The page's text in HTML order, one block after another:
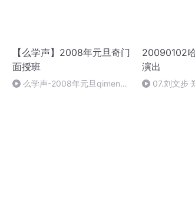
【么学声】2008年元旦奇门
面授班
么学声-2008年元旦qimen面
20090102
演出
07.刘文步